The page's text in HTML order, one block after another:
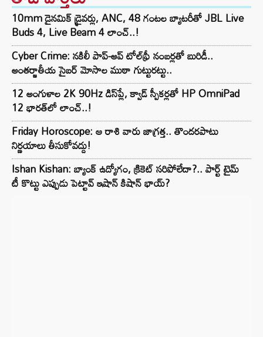
10mm డైనమిక్ డ్రైవర్లు, ANC, 48 గంటల బ్యాటరీతో JBL Live
Buds 4, Live Beam 4 లాంచ్..!
Cyber Crime: నకిలీ పాప్-అప్ టోల్‌ఫ్రీ నంబర్లతో బురిడీ..
అంతర్జాతీయ సైబర్ మోసాల ముఠా గుట్టురట్టు..
12 అంగుళాల 2K 90Hz డిస్‌ప్లే, క్వాడ్ స్పీకర్లతో HP OmniPad
12 భారత్‌లో లాంచ్..!
Friday Horoscope: ఆ రాశి వారు జాగ్రత్త.. తొందరపాటు
నిర్ణయాలు తీసుకోవద్దు!
Ishan Kishan: బ్యాంక్ ఉద్యోగం, క్రికెట్ సరిపోలేదా?.. పార్ట్ టైమ్
టీ కొట్టు ఎప్పుడు పెట్టావ్ ఇషాన్ కిషాన్ భాయ్‌?